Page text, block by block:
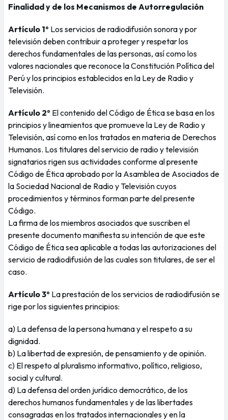
Finalidad y de los Mecanismos de Autorregulación
Artículo 1º Los servicios de radiodifusión sonora y por
televisión deben contribuir a proteger y respetar los
derechos fundamentales de las personas, así como los
valores nacionales que reconoce la Constitución Política del
Perú y los principios establecidos en la Ley de Radio y
Televisión.
Artículo 2º El contenido del Código de Ética se basa en los
principios y lineamientos que promueve la Ley de Radio y
Televisión, así como en los tratados en materia de Derechos
Humanos. Los titulares del servicio de radio y televisión
signatarios rigen sus actividades conforme al presente
Código de Ética aprobado por la Asamblea de Asociados de
la Sociedad Nacional de Radio y Televisión cuyos
procedimientos y términos forman parte del presente
Código.
La firma de los miembros asociados que suscriben el
presente documento manifiesta su intención de que este
Código de Ética sea aplicable a todas las autorizaciones del
servicio de radiodifusión de las cuales son titulares, de ser el
caso.
Artículo 3º La prestación de los servicios de radiodifusión se
rige por los siguientes principios:
a) La defensa de la persona humana y el respeto a su
dignidad.
b) La libertad de expresión, de pensamiento y de opinión.
c) El respeto al pluralismo informativo, político, religioso,
social y cultural.
d) La defensa del orden jurídico democrático, de los
derechos humanos fundamentales y de las libertades
consagradas en los tratados internacionales y en la